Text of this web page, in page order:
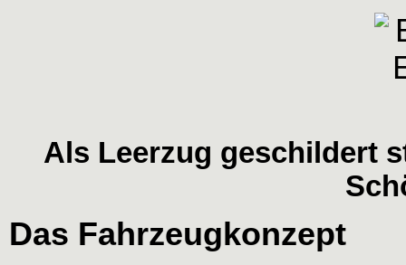
Als Leerzug geschildert
Das Fahrzeugkonzept